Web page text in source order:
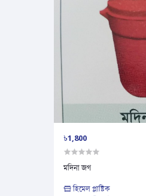
৳1,800
মদিনা জগ
হিমেল প্লাষ্টিক